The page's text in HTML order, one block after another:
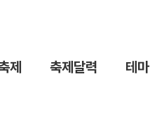
제 축제달력 테마